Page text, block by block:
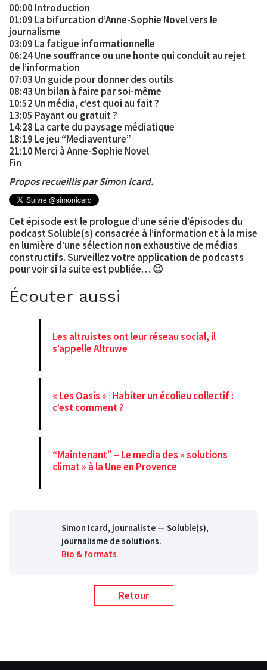
00:00 Introduction
01:09 La bifurcation d’Anne-Sophie Novel vers le
journalisme
03:09 La fatigue informationnelle
06:24 Une souffrance ou une honte qui conduit au rejet
de l’information
07:03 Un guide pour donner des outils
08:43 Un bilan à faire par soi-même
10:52 Un média, c’est quoi au fait ?
13:05 Payant ou gratuit ?
14:28 La carte du paysage médiatique
18:19 Le jeu “Mediaventure”
21:10 Merci à Anne-Sophie Novel
Fin
Propos recueillis par Simon Icard.
Cet épisode est le prologue d’unesérie d’épisodes du
podcast Soluble(s) consacrée à l’information et à la mise
en lumière d’une sélection non exhaustive de médias
constructifs. Surveillez votre application de podcasts
pour voir si la suite est publiée… 😉
Écouter aussi
Les altruistes ont leur réseau social, il
s’appelle Altruwe
« Les Oasis » | Habiter un écolieu collectif :
c’est comment ?
“Maintenant” – Le media des « solutions
climat » à la Une en Provence
Simon Icard, journaliste — Soluble(s),
journalisme de solutions.
Bio & formats
Retour